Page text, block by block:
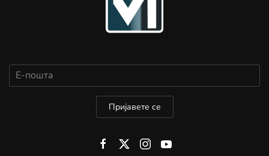
Пријавете се